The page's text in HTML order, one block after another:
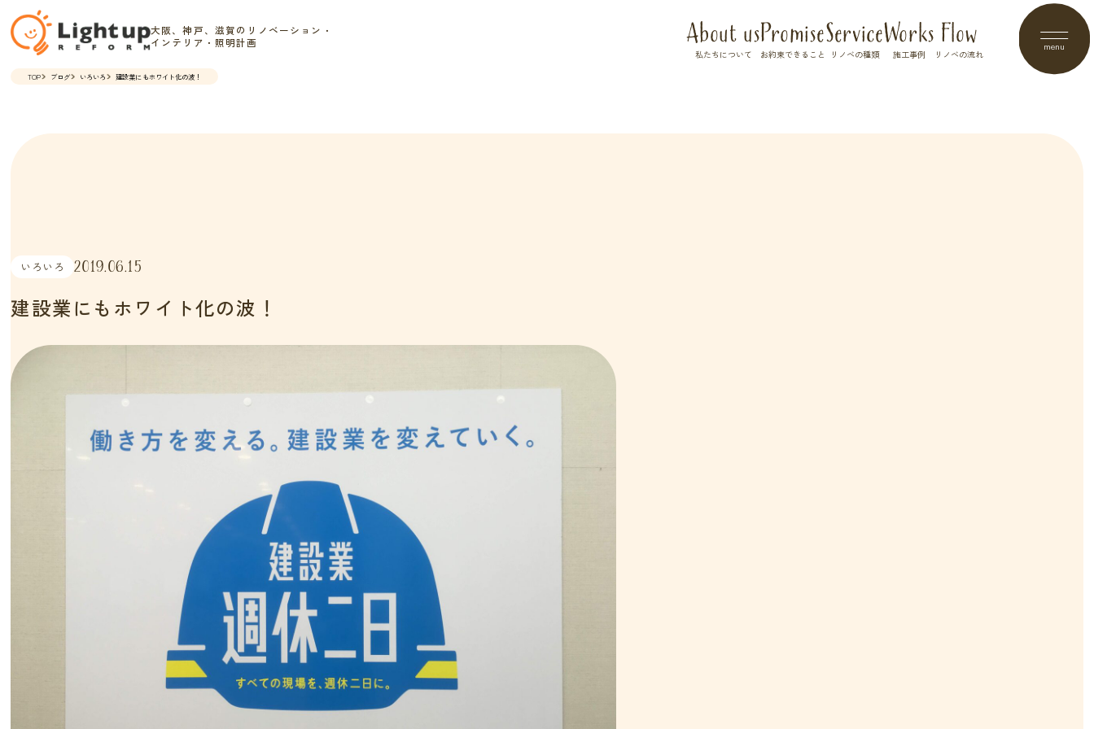
大阪、神戸、滋賀のリノベーション・
インテリア・照明計画
About us
私たちについて
Promise
お約束できること
Service
リノベの種類
Works
施工事例
Flow
リノベの流れ
menu
TOP ブログ いろいろ 建設業にもホワイト化の波！
いろいろ 2019.06.15
建設業にもホワイト化の波！